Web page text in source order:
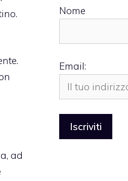
ad
Nome
Email: